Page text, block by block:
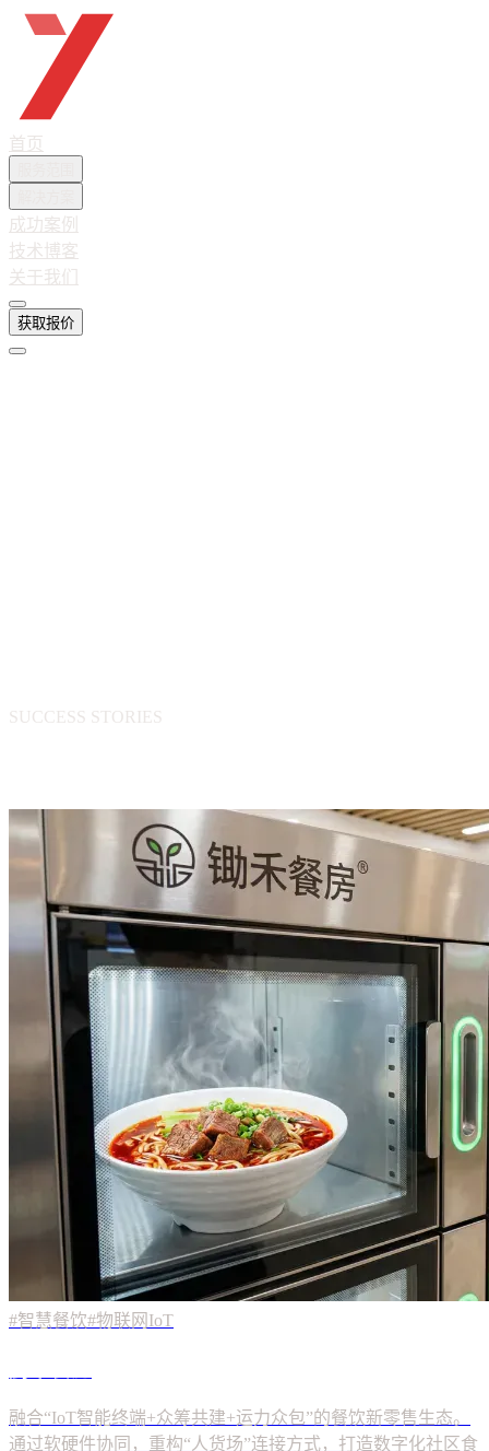
首页
成功案例
技术博客
关于我们
获取报价
SUCCESS STORIES
#智慧餐饮#物联网IoT